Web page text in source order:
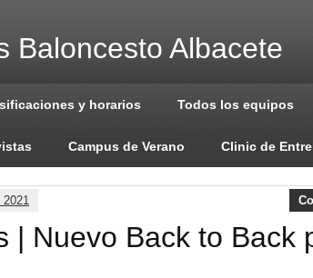
Baloncesto Albacete
y horarios Todos los equipos
Campus de Verano Clinic de
2021
| Nuevo Back to Back